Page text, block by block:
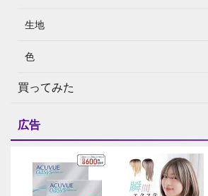
生地
色
買ってみた
広告